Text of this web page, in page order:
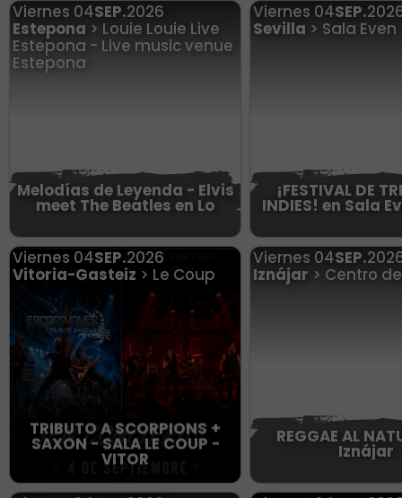
Viernes 04SEP.2026
Estepona > Louie Louie Live
Estepona - Live music venue
Estepona
Melodías de Leyenda - Elvis
meet The Beatles en Lo
Viernes 04SEP.
Sevilla > Sala Even
¡FESTIVAL DE
INDIES! en Sala
Viernes 04SEP.2026
Vitoria-Gasteiz > Le Coup
TRIBUTO A SCORPIONS +
SAXON - SALA LE COUP -
VITOR
Viernes 04SEP.
Iznájar > Centro
REGGAE AL
Iznájar